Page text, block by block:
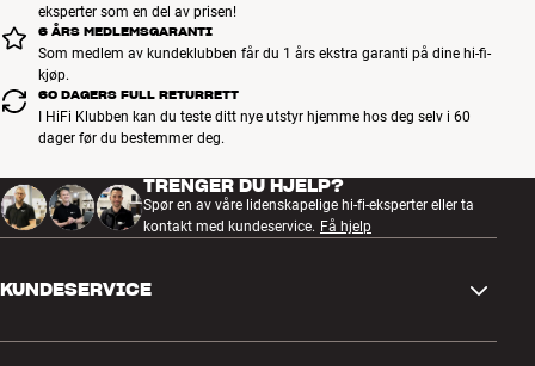
eksperter som en del av prisen!
6 ÅRS MEDLEMSGARANTI
Som medlem av kundeklubben får du 1 års ekstra garanti på dine hi-fi-
kjøp.
60 DAGERS FULL RETURRETT
I HiFi Klubben kan du teste ditt nye utstyr hjemme hos deg selv i 60
dager før du bestemmer deg.
TRENGER DU HJELP?
Spør en av våre lidenskapelige hi-fi-eksperter eller ta
kontakt med kundeservice. Få hjelp
KUNDESERVICE